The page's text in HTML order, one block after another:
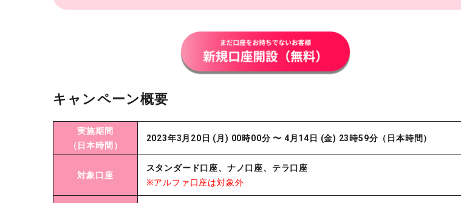
キャンペーン概要
実施期間
（日本時間）
2023年3月20日 (月) 00時00分 〜 4月14日 (金) 23時59分（日本時間）
対象口座
スタンダード口座、ナノ口座、テラ口座
※アルファ口座は対象外